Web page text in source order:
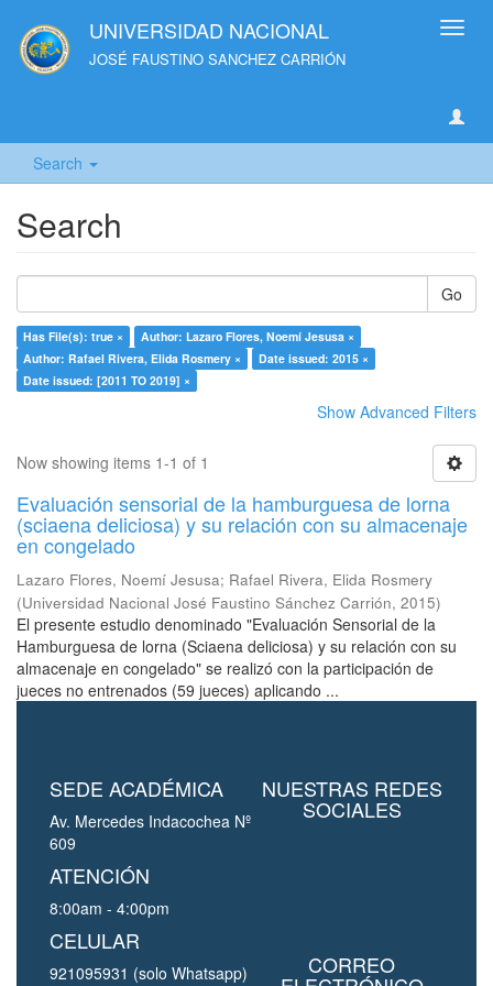
UNIVERSIDAD NACIONAL
JOSÉ FAUSTINO SANCHEZ CARRIÓN
Search
Search
Go
Has File(s): true ×
Author: Lazaro Flores, Noemí Jesusa ×
Author: Rafael Rivera, Elida Rosmery ×
Date issued: 2015 ×
Date issued: [2011 TO 2019] ×
Show Advanced Filters
Now showing items 1-1 of 1
Evaluación sensorial de la hamburguesa de lorna
(sciaena deliciosa) y su relación con su almacenaje
en congelado
Lazaro Flores, Noemí Jesusa; Rafael Rivera, Elida Rosmery
(Universidad Nacional José Faustino Sánchez Carrión, 2015)
El presente estudio denominado "Evaluación Sensorial de la
Hamburguesa de lorna (Sciaena deliciosa) y su relación con su
almacenaje en congelado" se realizó con la participación de
jueces no entrenados (59 jueces) aplicando ...
SEDE ACADÉMICA
Av. Mercedes Indacochea Nº
609
ATENCIÓN
8:00am - 4:00pm
CELULAR
921095931 (solo Whatsapp)
NUESTRAS REDES
SOCIALES
CORREO